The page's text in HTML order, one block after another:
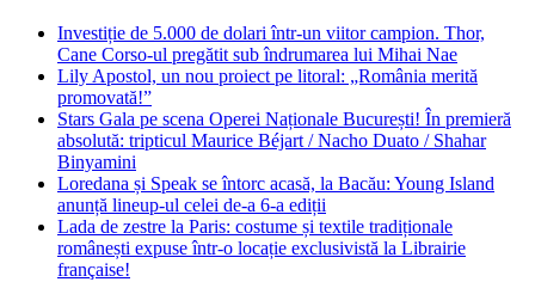
Investiție de 5.000 de dolari într-un viitor campion. Thor,
Cane Corso-ul pregătit sub îndrumarea lui Mihai Nae
Lily Apostol, un nou proiect pe litoral: „România merită
promovată!”
Stars Gala pe scena Operei Naționale București! În premieră
absolută: tripticul Maurice Béjart / Nacho Duato / Shahar
Binyamini
Loredana și Speak se întorc acasă, la Bacău: Young Island
anunță lineup-ul celei de-a 6-a ediții
Lada de zestre la Paris: costume și textile tradiționale
românești expuse într-o locație exclusivistă la Librairie
française!